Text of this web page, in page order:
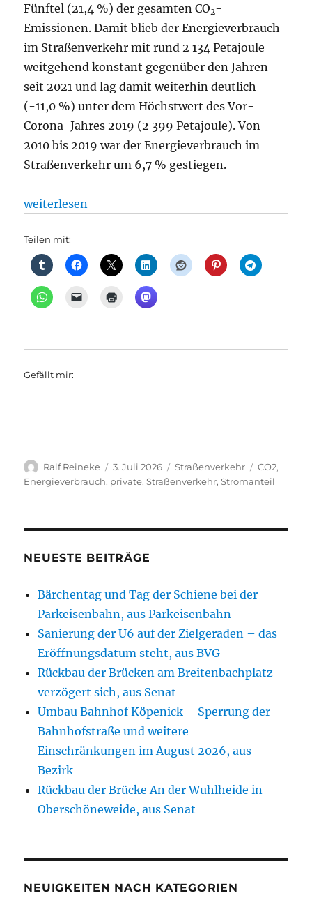
Fünftel (21,4 %) der gesamten CO2-
Emissionen. Damit blieb der Energieverbrauch
im Straßenverkehr mit rund 2 134 Petajoule
weitgehend konstant gegenüber den Jahren
seit 2021 und lag damit weiterhin deutlich
(-11,0 %) unter dem Höchstwert des Vor-
Corona-Jahres 2019 (2 399 Petajoule). Von
2010 bis 2019 war der Energieverbrauch im
Straßenverkehr um 6,7 % gestiegen.
„Straßenverkehr macht im Jahr 2024 gut ein
weiterlesen
Teilen mit:
Gefällt mir:
Autor
Ralf Reineke
Veröffentlicht
am
3. Juli 2026 Kategorien
Straßenverkehr CO2,
Energieverbrauch, private,Straßenverkehr,Stromanteil
NEUESTE BEITRÄGE
Bärchentag und Tag der Schiene bei der
Parkeisenbahn, aus Parkeisenbahn
Sanierung der U6 auf der Zielgeraden – das
Eröffnungsdatum steht, aus BVG
Rückbau der Brücken am Breitenbachplatz
verzögert sich, aus Senat
Umbau Bahnhof Köpenick – Sperrung der
Bahnhofstraße und weitere
Einschränkungen im August 2026, aus
Bezirk
Rückbau der Brücke An der Wuhlheide in
Oberschöneweide, aus Senat
NEUIGKEITEN NACH KATEGORIEN